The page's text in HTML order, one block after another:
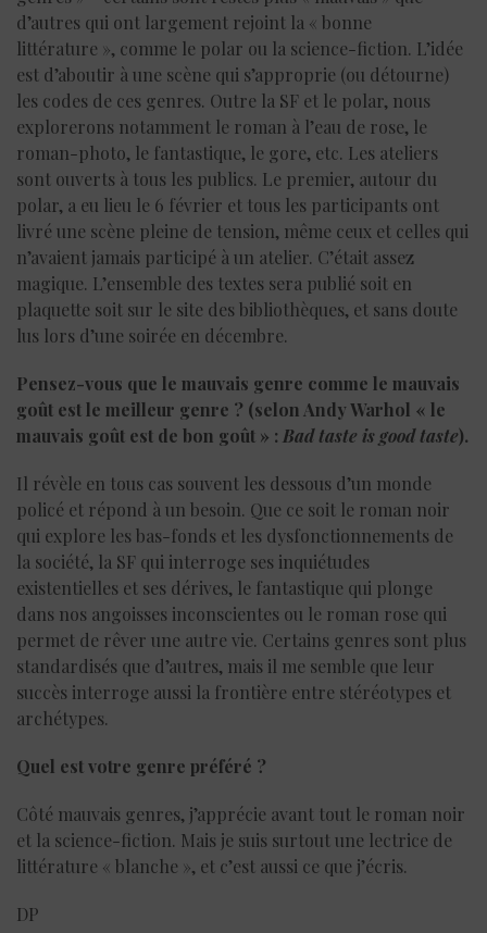
d’autres qui ont largement rejoint la « bonne
littérature », comme le polar ou la science-fiction. L’idée
est d’aboutir à une scène qui s’approprie (ou détourne)
les codes de ces genres. Outre la SF et le polar, nous
explorerons notamment le roman à l’eau de rose, le
roman-photo, le fantastique, le gore, etc. Les ateliers
sont ouverts à tous les publics. Le premier, autour du
polar, a eu lieu le 6 février et tous les participants ont
livré une scène pleine de tension, même ceux et celles qui
n’avaient jamais participé à un atelier. C’était assez
magique. L’ensemble des textes sera publié soit en
plaquette soit sur le site des bibliothèques, et sans doute
lus lors d’une soirée en décembre.
Pensez-vous que le mauvais genre comme le mauvais
goût est le meilleur genre ? (selon Andy Warhol « le
mauvais goût est de bon goût » : Bad taste is good taste).
Il révèle en tous cas souvent les dessous d’un monde
policé et répond à un besoin. Que ce soit le roman noir
qui explore les bas-fonds et les dysfonctionnements de
la société, la SF qui interroge ses inquiétudes
existentielles et ses dérives, le fantastique qui plonge
dans nos angoisses inconscientes ou le roman rose qui
permet de rêver une autre vie. Certains genres sont plus
standardisés que d’autres, mais il me semble que leur
succès interroge aussi la frontière entre stéréotypes et
archétypes.
Quel est votre genre préféré ?
Côté mauvais genres, j’apprécie avant tout le roman noir
et la science-fiction. Mais je suis surtout une lectrice de
littérature « blanche », et c’est aussi ce que j’écris.
DP